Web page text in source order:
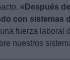
«Después
con sistemas
fuerza laboral
nuestros